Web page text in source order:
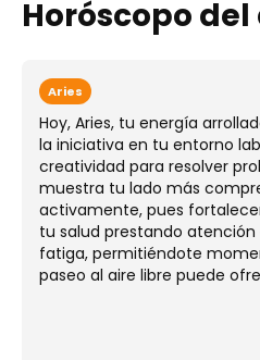
Horóscopo del
Aries
Hoy, Aries, tu energía
la iniciativa en tu entorno
creatividad para resolver
muestra tu lado más
activamente, pues
tu salud prestando atención
fatiga, permitiéndote
paseo al aire libre puede